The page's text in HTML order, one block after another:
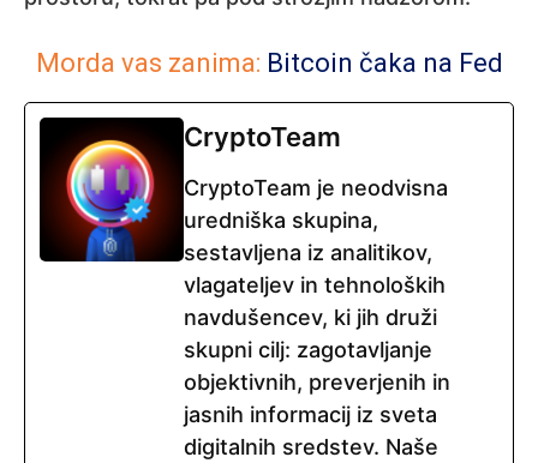
Morda vas zanima: Bitcoin čaka na Fed
CryptoTeam
CryptoTeam je neodvisna
uredniška skupina,
sestavljena iz analitikov,
vlagateljev in tehnoloških
navdušencev, ki jih druži
skupni cilj: zagotavljanje
objektivnih, preverjenih in
jasnih informacij iz sveta
digitalnih sredstev. Naše